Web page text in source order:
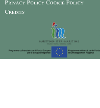
Privacy Policy Cookie Policy
Credits